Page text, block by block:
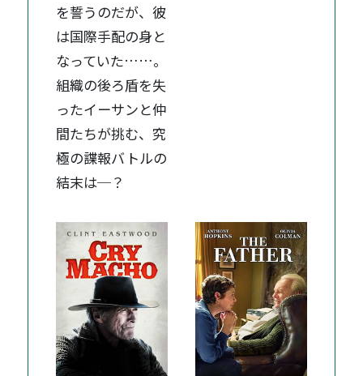
を誓うのだが、彼
は国際手配の身と
なっていた……。
組織の後ろ盾を失
ったイーサンと仲
間たちが挑む、究
極の諜報バトルの
結末は─？